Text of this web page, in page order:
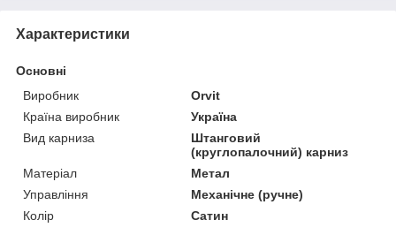
Характеристики
Основні
Виробник
Orvit
Країна виробник
Україна
Вид карниза
Штанговий
(круглопалочний) карниз
Матеріал
Метал
Управління
Механічне (ручне)
Колір
Сатин